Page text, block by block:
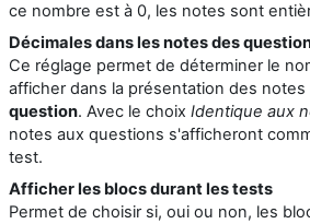
ce nombre est à 0, les notes sont
Décimales dans les notes des
Ce réglage permet de déterminer le
afficher dans la présentation des notes
question. Avec le choix Identique aux
notes aux questions s'afficheront
test.
Afficher les blocs durant les tests
Permet de choisir si, oui ou non, les